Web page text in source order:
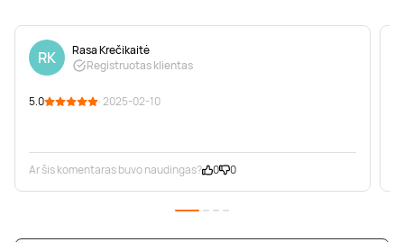
RK
Rasa Krečikaitė
Registruotas klientas
5.0 · 2025-02-10
Ar šis komentaras buvo naudingas? 0 0